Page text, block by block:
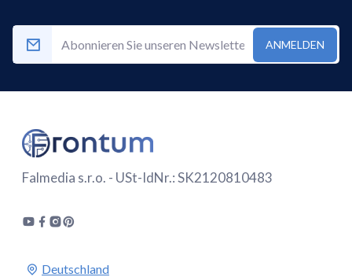
ANMELDEN
Falmedia s.r.o. - USt-IdNr.: SK2120810483